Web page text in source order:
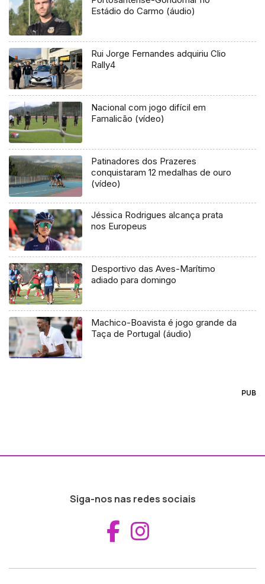
Estádio do Carmo (áudio)
Rui Jorge Fernandes adquiriu Clio
Rally4
Nacional com jogo difícil em
Famalicão (vídeo)
Patinadores dos Prazeres
conquistaram 12 medalhas de ouro
(vídeo)
Jéssica Rodrigues alcança prata
nos Europeus
Desportivo das Aves-Marítimo
adiado para domingo
Machico-Boavista é jogo grande da
Taça de Portugal (áudio)
PUB
Siga-nos nas redes sociais
Aceder ao